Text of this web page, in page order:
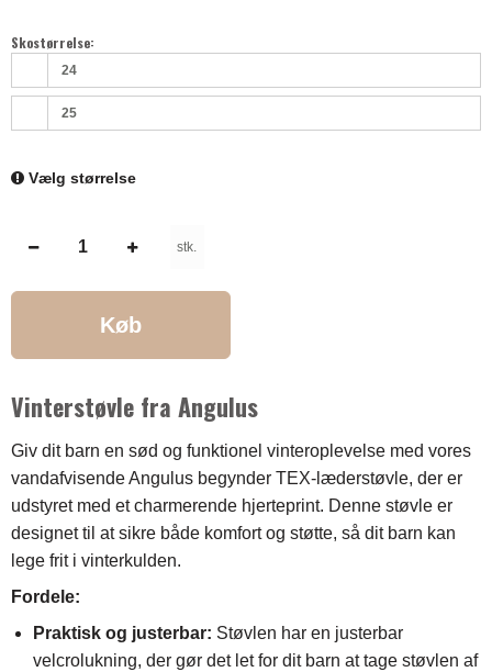
Skostørrelse:
24
25
Vælg størrelse
stk.
Køb
Vinterstøvle fra Angulus
Giv dit barn en sød og funktionel vinteroplevelse med vores
vandafvisende Angulus begynder TEX-læderstøvle, der er
udstyret med et charmerende hjerteprint. Denne støvle er
designet til at sikre både komfort og støtte, så dit barn kan
lege frit i vinterkulden.
Fordele:
Praktisk og justerbar: Støvlen har en justerbar
velcrolukning, der gør det let for dit barn at tage støvlen af